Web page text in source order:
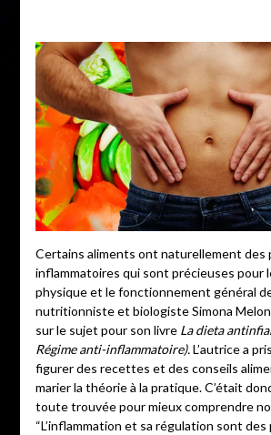
Certains aliments ont naturellement des
inflammatoires qui sont précieuses pour
physique et le fonctionnement général de
nutritionniste et biologiste Simona
sur le sujet pour son livre La dieta
Régime anti-inflammatoire).L’autrice a
figurer des recettes et des conseils
marier la théorie à la pratique. C’était
toute trouvée pour mieux comprendre
“L’inflammation et sa régulation sont des